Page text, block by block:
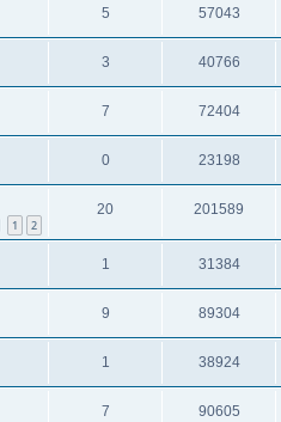
5 57043
3 40766
7 72404
0 23198
1 2
20 201589
1 31384
9 89304
1 38924
7 90605